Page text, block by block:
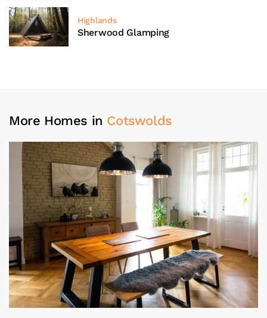
Highlands
Sherwood Glamping
More Homes in Cotswolds